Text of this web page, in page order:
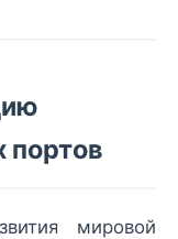
портов
мировой